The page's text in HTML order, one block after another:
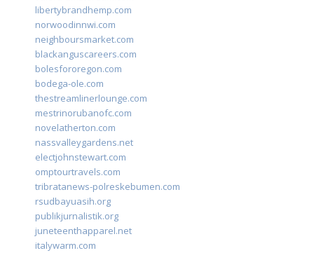
libertybrandhemp.com
norwoodinnwi.com
neighboursmarket.com
blackanguscareers.com
bolesfororegon.com
bodega-ole.com
thestreamlinerlounge.com
mestrinorubanofc.com
novelatherton.com
nassvalleygardens.net
electjohnstewart.com
omptourtravels.com
tribratanews-polreskebumen.com
rsudbayuasih.org
publikjurnalistik.org
juneteenthapparel.net
italywarm.com